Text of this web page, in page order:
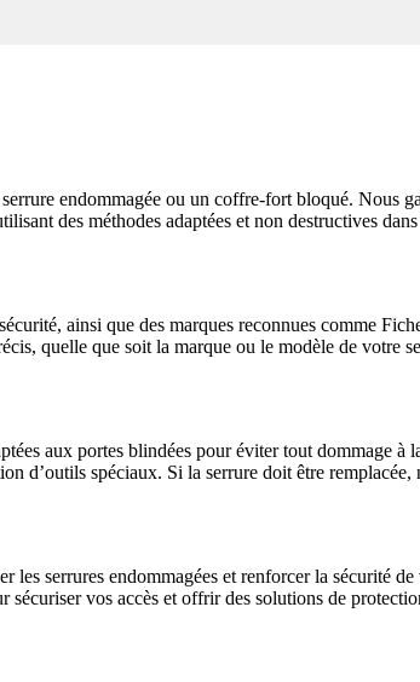
endommagée ou un coffre-fort bloqué. Nous
des méthodes adaptées et non destructives
ainsi que des marques reconnues comme
quelle que soit la marque ou le modèle de votre
aux portes blindées pour éviter tout dommage à
d’outils spéciaux. Si la serrure doit être
serrures endommagées et renforcer la sécurité
vos accès et offrir des solutions de